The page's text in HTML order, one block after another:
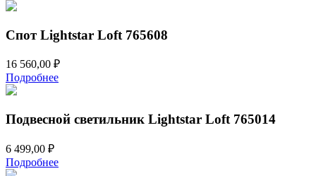
Спот Lightstar Loft 765608
16 560,00 ₽
Подробнее
Подвесной светильник Lightstar Loft 765014
6 499,00 ₽
Подробнее